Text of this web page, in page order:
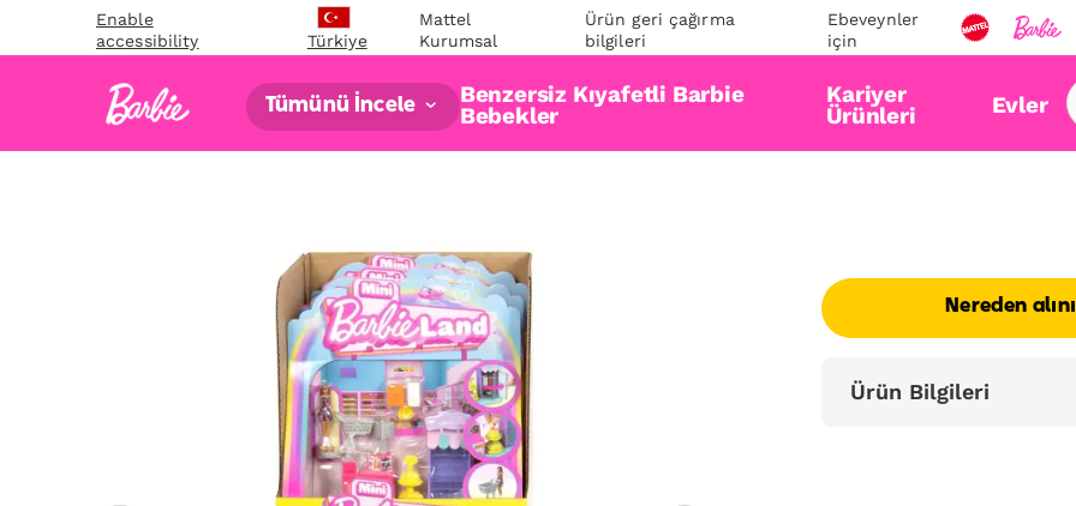
Enable
accessibility
Türkiye
Mattel
Kurumsal
Ürün geri çağırma
bilgileri
Ebeveynler
için
Tümünü İncele Benzersiz Kıyafetli Barbie
Bebekler
Kariyer
Ürünleri Evler
Nereden
Ürün Bilgileri